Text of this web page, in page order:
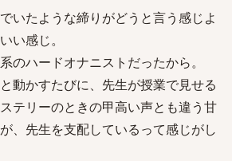
いたような締りがどうと言う感じよ
い感じ。
のハードオナニストだったから。
動かすたびに、先生が授業で見せる
テリーのときの甲高い声とも違う甘
、先生を支配しているって感じがし